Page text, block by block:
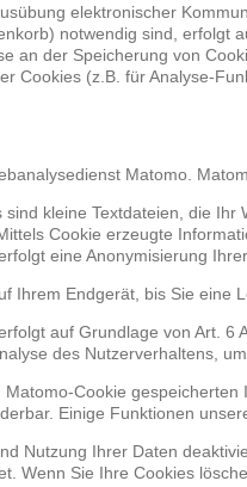
elektronischer
notwendig sind, erfolgt
an der Speicherung von
Cookies (z.B. für Analyse-
Matomo.
kleine Textdateien, die
Cookie erzeugte
eine Anonymisierung
Ihrem Endgerät, bis Sie eine
auf Grundlage von Art.
des Nutzerverhaltens,
Cookie
Einige Funktionen
Nutzung Ihrer Daten
Wenn Sie Ihre Cookies